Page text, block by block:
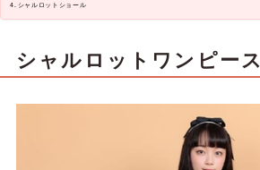
シャルロットショール
シャルロットワンピース